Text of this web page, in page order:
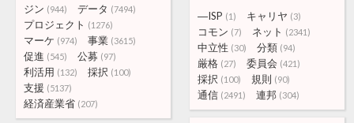
ジン (944) データ (7494)
プロジェクト (1276)
マーケ (974) 事業 (3615)
促進 (545) 公募 (97)
利活用 (132) 採択 (100)
支援 (5137)
経済産業省 (207)
―ISP (1) キャリヤ (3)
コモン (7) ネット (2341)
中立性 (30) 分類 (94)
厳格 (27) 委員会 (421)
採択 (100) 規則 (90)
通信 (2491) 連邦 (304)